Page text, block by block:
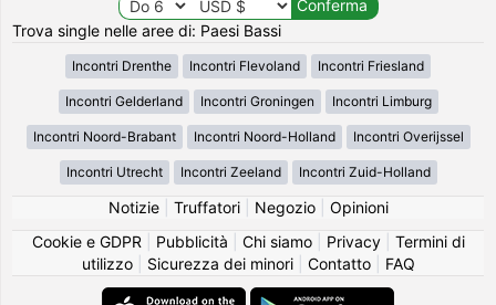
Trova single nelle aree di: Paesi Bassi
Incontri Drenthe Incontri Flevoland Incontri Friesland
Incontri Gelderland Incontri Groningen Incontri Limburg
Incontri Noord-Brabant Incontri Noord-Holland Incontri Overijssel
Incontri Utrecht Incontri Zeeland Incontri Zuid-Holland
Notizie| Truffatori| Negozio| Opinioni
Cookie e GDPR
Pubblicità Chi siamo| Privacy| Termini di
utilizzo| Sicurezza dei minori| Contatto| FAQ